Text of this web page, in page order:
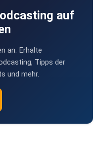
auf
an. Erhalte
Tipps der
und mehr.